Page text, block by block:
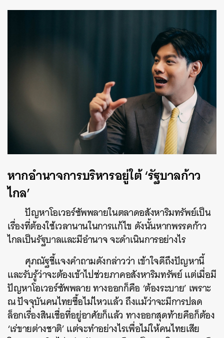
หากอำนาจการบริหารอยู่ใต้ ‘รัฐบาลก้าว
ไกล’
ปัญหาโอเวอร์ซัพพลายในตลาดอสังหาริมทรัพย์เป็น
เรื่องที่ต้องใช้เวลานานในการแก้ไข ดังนั้นหากพรรคก้าว
ไกลเป็นรัฐบาลและมีอำนาจ จะดำเนินการอย่างไร
ศุภณัฐชี้แจงคำถามดังกล่าวว่า เข้าใจดีถึงปัญหานี้
และรับรู้ว่าจะต้องเข้าไปช่วยภาคอสังหาริมทรัพย์ แต่เมื่อมี
ปัญหาโอเวอร์ซัพพลาย ทางออกก็คือ ‘ต้องระบาย’ เพราะ
ณ ปัจจุบันคนไทยซื้อไม่ไหวแล้ว ถึงแม้ว่าจะมีการปลด
ล็อกเรื่องสินเชื่อที่อยู่อาศัยก็แล้ว ทางออกสุดท้ายคือก็ต้อง
‘เร่ขายต่างชาติ’ แต่จะทำอย่างไรเพื่อไม่ให้คนไทยเสีย